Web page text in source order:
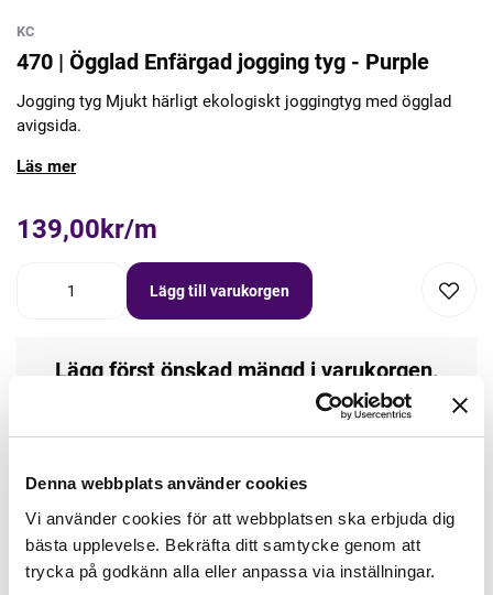
Denna webbplats använder cookies
Vi använder cookies för att webbplatsen ska erbjuda dig
bästa upplevelse. Bekräfta ditt samtycke genom att
trycka på godkänn alla eller anpassa via inställningar.
KC
470 | Ögglad Enfärgad jogging tyg - Purple
Jogging tyg Mjukt härligt ekologiskt joggingtyg med ögglad
avigsida.
Läs mer
139,00kr/m
Lägg till varukorgen
Lägg först önskad mängd i varukorgen,
välj sedan matchande tillbehör
Mudd matchande +39,50kr